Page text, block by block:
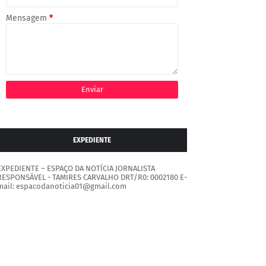
Mensagem *
EXPEDIENTE
– ESPAÇO DA NOTÍCIA JORNALISTA
- TAMIRES CARVALHO DRT/R0: 0002180 E-
espacodanoticia01@gmail.com